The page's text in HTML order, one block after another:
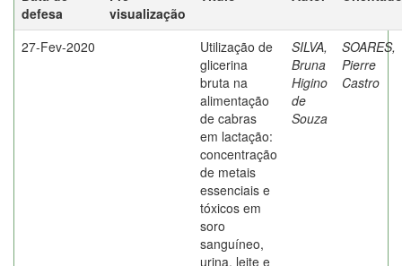
defesa
visualização
27-Fev-2020
Utilização de
glicerina
bruta na
alimentação
de cabras
em lactação:
concentração
de metais
essenciais e
tóxicos em
soro
sanguíneo,
urina, leite e
SILVA,
Bruna
Higino
de
Souza
SOARES,
Pierre
Castro